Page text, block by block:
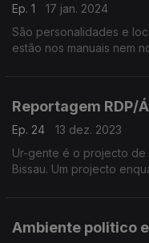
Ep. 1
17 jan. 2024
São personalidades e
estão nos manuais nem
Reportagem RDP/
Ep. 24
13 dez. 2023
Ur-gente é o projecto de
Bissau. Um projecto enquadrado na ação Procultura,
Ambiente politico